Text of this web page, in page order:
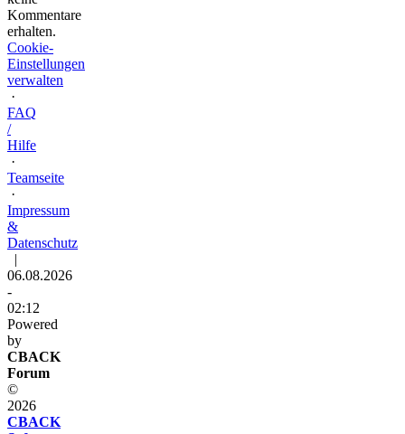
Kommentare
erhalten.
Cookie-
Einstellungen
verwalten
·
FAQ
/
Hilfe
·
Teamseite
·
Impressum
&
Datenschutz
|
06.08.2026
-
02:12
Powered
by
CBACK
Forum
©
2026
CBACK